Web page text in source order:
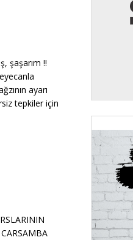
şaşarım !!
ayarı
tepkiler için